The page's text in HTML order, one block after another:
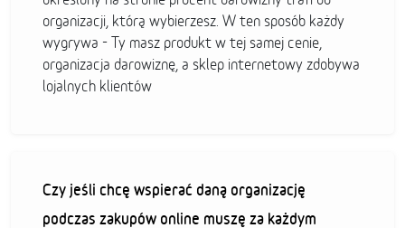
organizacji, którą wybierzesz. W ten sposób każdy
wygrywa - Ty masz produkt w tej samej cenie,
organizacja darowiznę, a sklep internetowy zdobywa
lojalnych klientów
Czy jeśli chcę wspierać daną organizację
podczas zakupów online muszę za każdym